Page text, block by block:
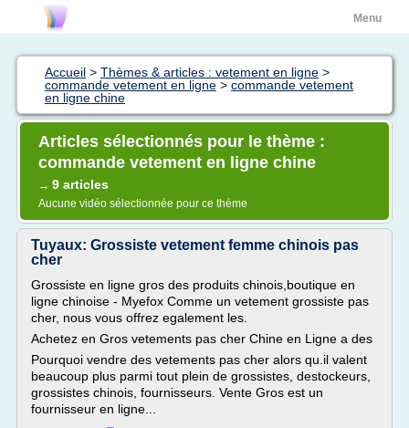
Menu
Accueil > Thèmes & articles : vetement en ligne >
commande vetement en ligne > commande vetement
en ligne chine
Articles sélectionnés pour le thème :
commande vetement en ligne chine
→ 9 articles
Aucune vidéo sélectionnée pour ce thème
Tuyaux: Grossiste vetement femme chinois pas
cher
Grossiste en ligne gros des produits chinois,boutique en
ligne chinoise - Myefox Comme un vetement grossiste pas
cher, nous vous offrez egalement les.
Achetez en Gros vetements pas cher Chine en Ligne a des
Pourquoi vendre des vetements pas cher alors qu.il valent
beaucoup plus parmi tout plein de grossistes, destockeurs,
grossistes chinois, fournisseurs. Vente Gros est un
fournisseur en ligne...